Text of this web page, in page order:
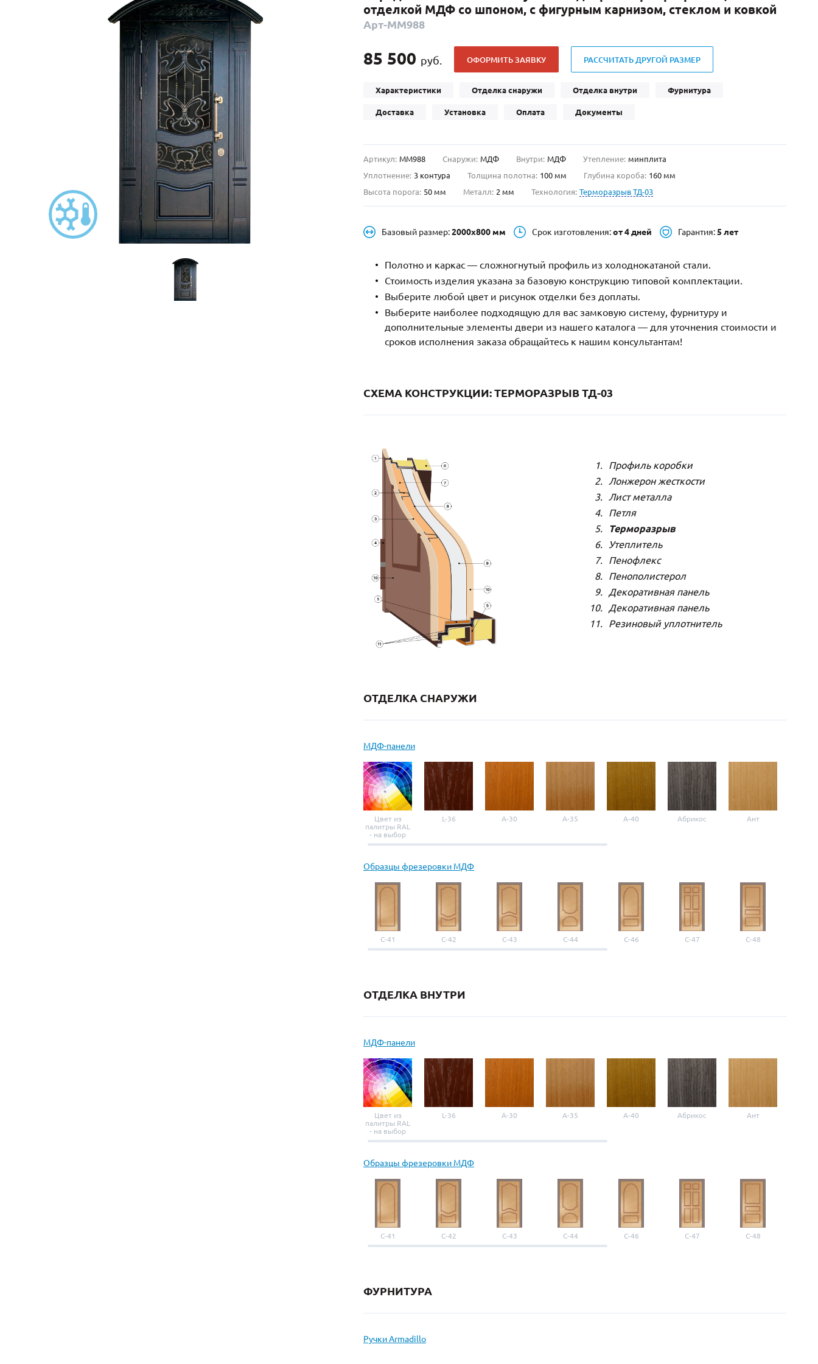
С выдавленным рисунком (35)
С металлобагетом(571)
С геометрическим рисунком(46)
С реечным дизайном (29)
Для дачи
Для бани
Для общественных зданий
С отбойником(91)
С кнокером
С импостами(73)
С карнизом (207)
Нестандартные(479)
С фрамугой(265)
С внутренним открыванием(2)
отделкой МДФ со шпоном, с фигурным карнизом, стеклом и ковкой
Арт-ММ988
85 500 руб. ОФОРМИТЬ ЗАЯВКУ РАССЧИТАТЬ ДРУГОЙ РАЗМЕР
Характеристики Отделка снаружи Отделка внутри Фурнитура
Доставка Установка Оплата Документы
Артикул: ММ988 Снаружи: МДФ Внутри: МДФ Утепление: минплита
Уплотнение: 3 контура Толщина полотна: 100 мм Глубина короба: 160 мм
Высота порога: 50 мм Металл: 2 мм Технология: Терморазрыв ТД-03
Базовый размер:2000х800 мм Срок изготовления:от 4 дней Гарантия:5 лет
Полотно и каркас — сложногнутый профиль из холоднокатаной стали.
Стоимость изделия указана за базовую конструкцию типовой комплектации.
Выберите любой цвет и рисунок отделки без доплаты.
Выберите наиболее подходящую для вас замковую систему, фурнитуру и
дополнительные элементы двери из нашего каталога — для уточнения стоимости и
сроков исполнения заказа обращайтесь к нашим консультантам!
СХЕМА КОНСТРУКЦИИ: ТЕРМОРАЗРЫВ ТД-03
Профиль коробки
Лонжерон жесткости
Лист металла
Петля
Терморазрыв
Утеплитель
Пенофлекс
Пенополистерол
Декоративная панель
Декоративная панель
Резиновый уплотнитель
ОТДЕЛКА СНАРУЖИ
МДФ-панели
Цвет из
палитры RAL
- на выбор
L-36 A-30 A-35 A-40 Абрикос Ант
Образцы фрезеровки МДФ
С-41 С-42 С-43 С-44 С-46 С-47 С-48
ОТДЕЛКА ВНУТРИ
МДФ-панели
Цвет из
палитры RAL
- на выбор
L-36 A-30 A-35 A-40 Абрикос Ант
Образцы фрезеровки МДФ
С-41 С-42 С-43 С-44 С-46 С-47 С-48
ФУРНИТУРА
Ручки Armadillo